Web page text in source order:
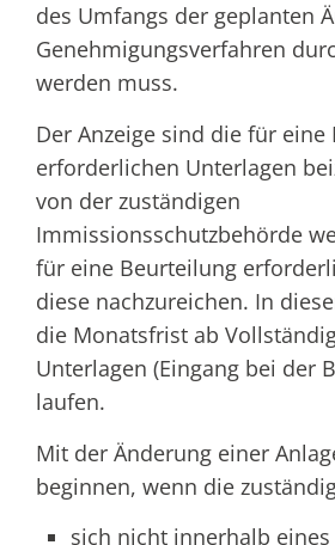
des Umfangs der geplanten
Genehmigungsverfahren
werden muss.
Der Anzeige sind die für
erforderlichen Unterlagen
von der zuständigen
Immissionsschutzbehörde
für eine Beurteilung
diese nachzureichen. In
die Monatsfrist ab
Unterlagen (Eingang bei der
laufen.
Mit der Änderung einer
beginnen, wenn die
sich nicht innerhalb